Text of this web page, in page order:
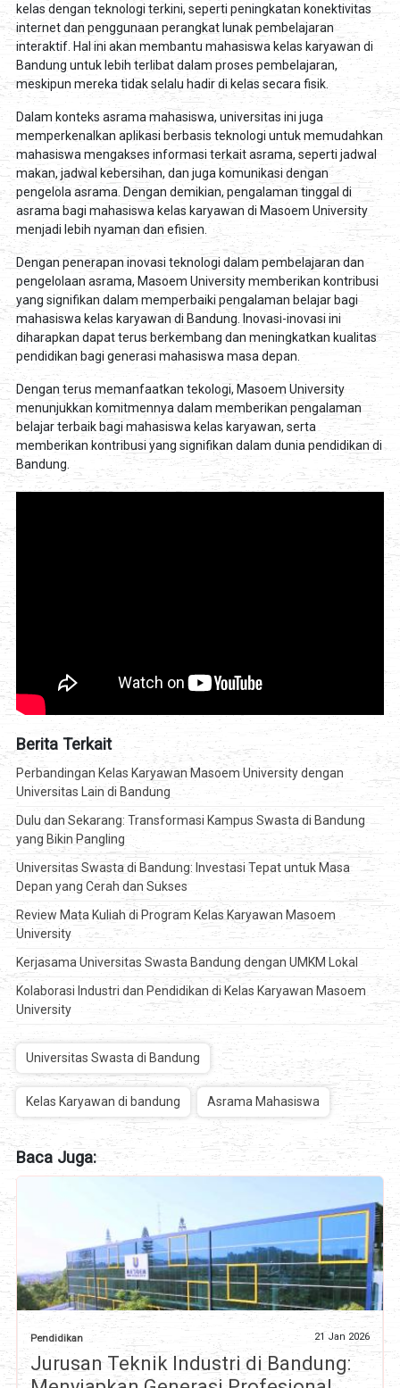
kelas dengan teknologi terkini, seperti peningkatan konektivitas
internet dan penggunaan perangkat lunak pembelajaran
interaktif. Hal ini akan membantu mahasiswa kelas karyawan di
Bandung untuk lebih terlibat dalam proses pembelajaran,
meskipun mereka tidak selalu hadir di kelas secara fisik.
Dalam konteks asrama mahasiswa, universitas ini juga
memperkenalkan aplikasi berbasis teknologi untuk memudahkan
mahasiswa mengakses informasi terkait asrama, seperti jadwal
makan, jadwal kebersihan, dan juga komunikasi dengan
pengelola asrama. Dengan demikian, pengalaman tinggal di
asrama bagi mahasiswa kelas karyawan di Masoem University
menjadi lebih nyaman dan efisien.
Dengan penerapan inovasi teknologi dalam pembelajaran dan
pengelolaan asrama, Masoem University memberikan kontribusi
yang signifikan dalam memperbaiki pengalaman belajar bagi
mahasiswa kelas karyawan di Bandung. Inovasi-inovasi ini
diharapkan dapat terus berkembang dan meningkatkan kualitas
pendidikan bagi generasi mahasiswa masa depan.
Dengan terus memanfaatkan tekologi, Masoem University
menunjukkan komitmennya dalam memberikan pengalaman
belajar terbaik bagi mahasiswa kelas karyawan, serta
memberikan kontribusi yang signifikan dalam dunia pendidikan di
Bandung.
Berita Terkait
Perbandingan Kelas Karyawan Masoem University dengan
Universitas Lain di Bandung
Dulu dan Sekarang: Transformasi Kampus Swasta di Bandung
yang Bikin Pangling
Universitas Swasta di Bandung: Investasi Tepat untuk Masa
Depan yang Cerah dan Sukses
Review Mata Kuliah di Program Kelas Karyawan Masoem
University
Kerjasama Universitas Swasta Bandung dengan UMKM Lokal
Kolaborasi Industri dan Pendidikan di Kelas Karyawan Masoem
University
Universitas Swasta di Bandung
Kelas Karyawan di bandung Asrama Mahasiswa
Baca Juga:
Pendidikan 21 Jan 2026
Jurusan Teknik Industri di Bandung: